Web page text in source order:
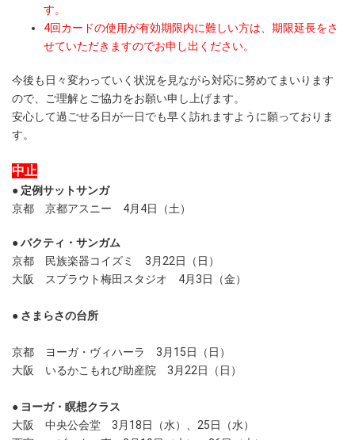
す。
4回カードの使用が有効期限内に難しい方は、期限延長をさ
せていただきますのでお申し出ください。
今後も日々変わっていく状況を見ながら対応に努めてまいります
ので、ご理解とご協力をお願い申し上げます。
安心して過ごせる日が一日でも早く訪れますように願っておりま
す。
中止
● 定例サットサンガ
京都
京都アスニー 4月4日（土）
●バクティ・サンガム
京都
民族楽器コイズミ 3月22日（日）
大阪
スプラウト梅田スタジオ 4月3日（金）
● さまらさの台所
京都 ヨーガ・ヴィハーラ 3月15日（日）
大阪 いるかこもれび助産院 3 月22日（日）
● ヨーガ・瞑想クラス
大阪 中央公会堂 3月18日（水）、25日（水）